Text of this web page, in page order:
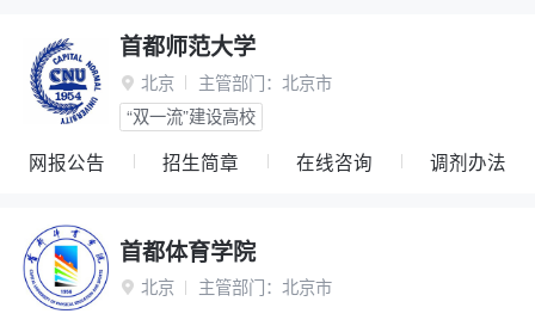
首都师范大学
 北京 主管部门： 北京市
“双一流”建设高校
网报公告 招生简章 在线咨询 调剂办法
首都体育学院
 北京 主管部门： 北京市